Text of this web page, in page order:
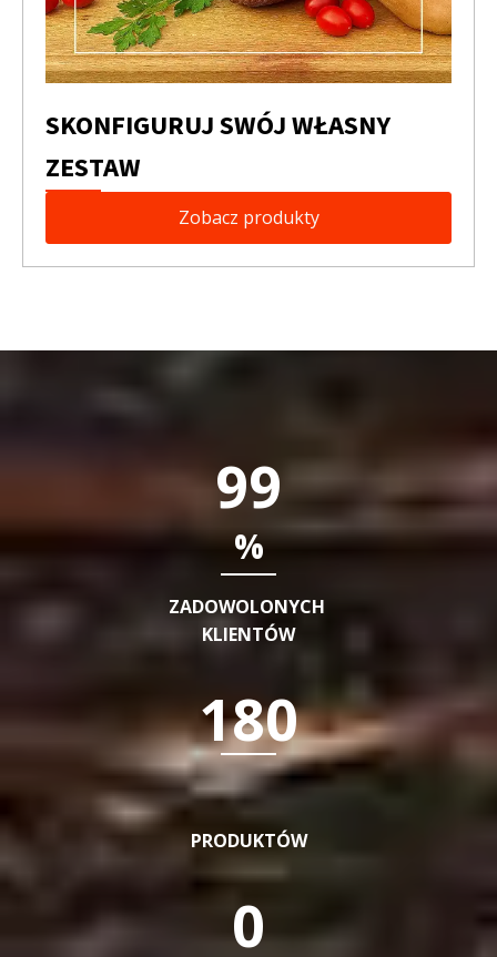
SKONFIGURUJ SWÓJ WŁASNY
ZESTAW
Zobacz produkty
99
%
ZADOWOLONYCH
KLIENTÓW
180
PRODUKTÓW
0